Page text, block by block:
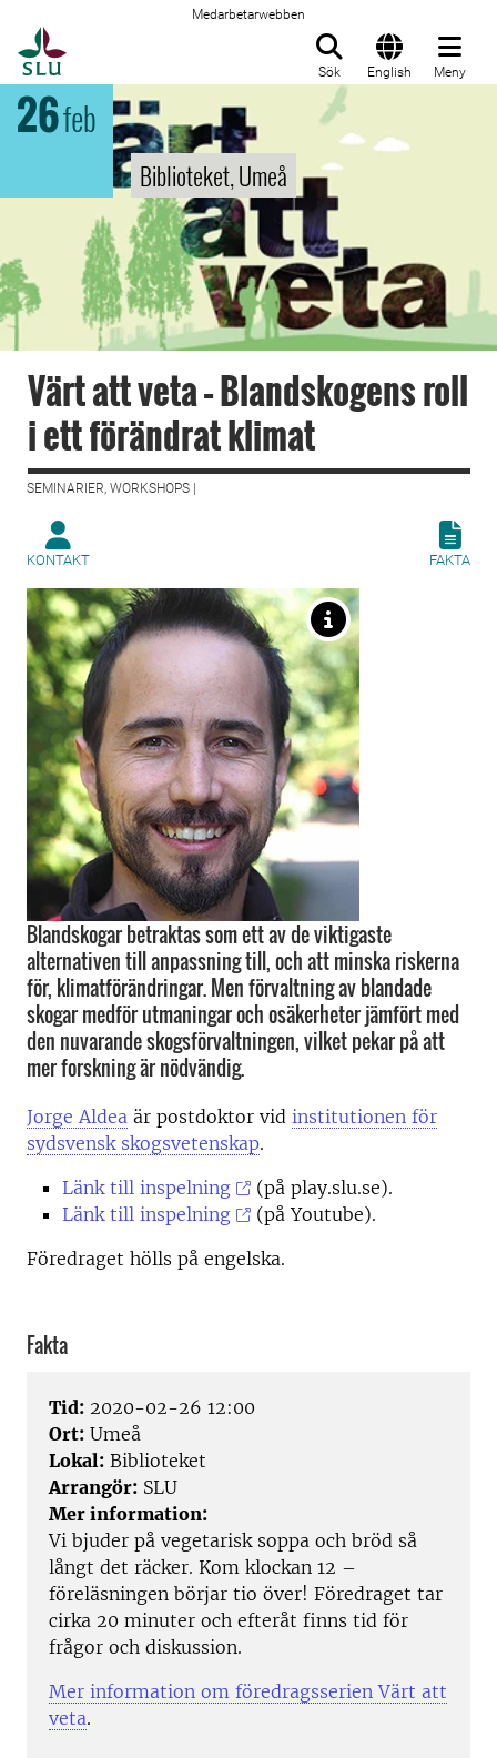
Medarbetarwebben
Sök English Meny
26feb
Biblioteket, Umeå
Värt att veta – Blandskogens roll
i ett förändrat klimat
SEMINARIER, WORKSHOPS |
KONTAKT FAKTA
Blandskogar betraktas som ett av de viktigaste
alternativen till anpassning till, och att minska riskerna
för, klimatförändringar. Men förvaltning av blandade
skogar medför utmaningar och osäkerheter jämfört med
den nuvarande skogsförvaltningen, vilket pekar på att
mer forskning är nödvändig.
Jorge Aldea är postdoktor vid institutionen för
sydsvensk skogsvetenskap.
Länk till inspelning
(på play.slu.se).
Länk till inspelning
(på Youtube).
Föredraget hölls på engelska.
Fakta
Tid: 2020-02-26 12:00
Ort: Umeå
Lokal: Biblioteket
Arrangör: SLU
Mer information:
Vi bjuder på vegetarisk soppa och bröd så
långt det räcker. Kom klockan 12 –
föreläsningen börjar tio över! Föredraget tar
cirka 20 minuter och efteråt finns tid för
frågor och diskussion.
Mer information om föredragsserien Värt att
veta.